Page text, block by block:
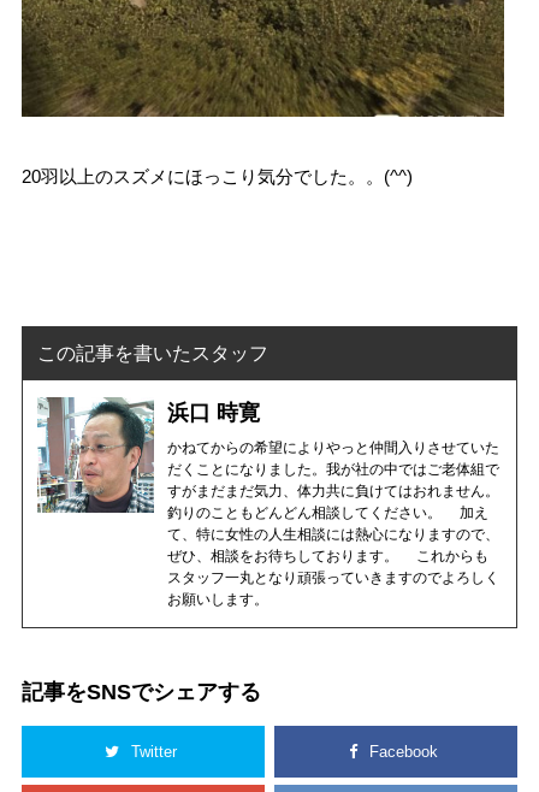
20羽以上のスズメにほっこり気分でした。。(^^)
この記事を書いたスタッフ
浜口 時寛
かねてからの希望によりやっと仲間入りさせていた
だくことになりました。我が社の中ではご老体組で
すがまだまだ気力、体力共に負けてはおれません。
釣りのこともどんどん相談してください。 加え
て、特に女性の人生相談には熱心になりますので、
ぜひ、相談をお待ちしております。 これからも
スタッフ一丸となり頑張っていきますのでよろしく
お願いします。
記事をSNSでシェアする
Twitter Facebook